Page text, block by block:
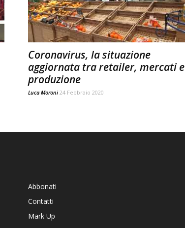
Coronavirus, la situazione
aggiornata tra retailer, mercati e
produzione
Luca Moroni 24 Febbraio 2020
Abbonati
Contatti
Mark Up